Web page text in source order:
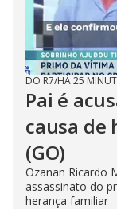
DO R7/HÁ 25
Pai é
causa de
(GO)
Ozanan Ricardo
assassinato do
herança familiar